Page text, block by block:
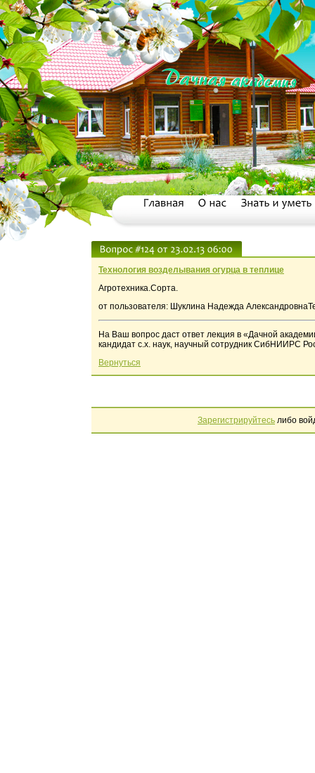
Технология возделывания огурца в теплице
Агротехника.Сорта.
от пользователя: Шуклина Надежда
На Ваш вопрос даст ответ лекция в «Дачной
кандидат с.х. наук, научный сотрудник СибНИИРС
Вернуться
Зарегистрируйтесь либо